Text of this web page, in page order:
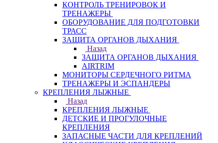
КОНТРОЛЬ ТРЕНИРОВОК И
ТРЕНАЖЕРЫ
ОБОРУДОВАНИЕ ДЛЯ ПОДГОТОВКИ
ТРАСС
ЗАЩИТА ОРГАНОВ ДЫХАНИЯ
Назад
ЗАЩИТА ОРГАНОВ ДЫХАНИЯ
AIRTRIM
МОНИТОРЫ СЕРДЕЧНОГО РИТМА
ТРЕНАЖЕРЫ И ЭСПАНДЕРЫ
КРЕПЛЕНИЯ ЛЫЖНЫЕ
Назад
КРЕПЛЕНИЯ ЛЫЖНЫЕ
ДЕТСКИЕ И ПРОГУЛОЧНЫЕ
КРЕПЛЕНИЯ
ЗАПАСНЫЕ ЧАСТИ ДЛЯ КРЕПЛЕНИЙ